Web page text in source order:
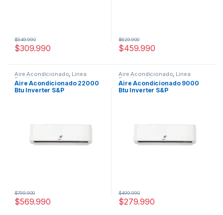
$309.990
$549.990
$459.990
$629.900
Aire Acondicionado, Linea
Residencial
Aire Acondicionado 22000
Btu Inverter S&P
$569.990
$799.900
Aire Acondicionado, Linea
Residencial
Aire Acondicionado 9000
Btu Inverter S&P
$279.990
$499.990